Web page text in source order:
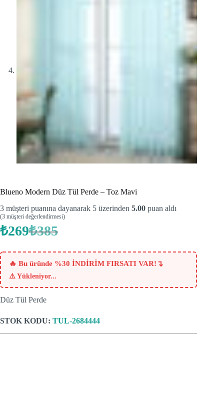
Blueno Modern Düz Tül Perde – Toz Mavi
3 müşteri puanına dayanarak 5 üzerinden 5.00 puan aldı
(3 müşteri değerlendirmesi)
₺385
Orijinal
₺385.
₺269Şu
fiyat:
₺269.
🔥 Bu üründe %30 İNDİRİM FIRSATI VAR! ↴
⚠️ Yükleniyor...
Düz Tül Perde
STOK KODU: TUL-2684444